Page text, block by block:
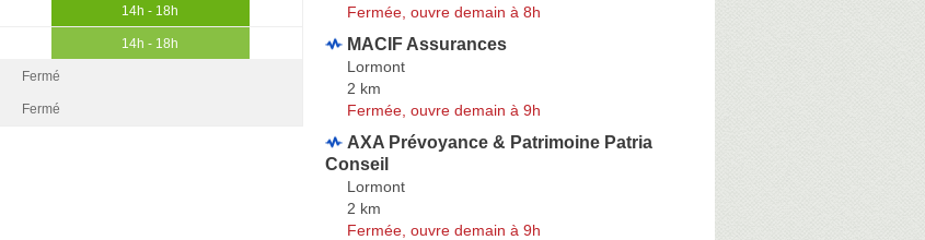
14h - 18h
14h - 18h
Fermé
Fermé
Fermée, ouvre demain à 8h
MACIF Assurances
Lormont
2 km
Fermée, ouvre demain à 9h
AXA Prévoyance & Patrimoine Patria
Conseil
Lormont
2 km
Fermée, ouvre demain à 9h